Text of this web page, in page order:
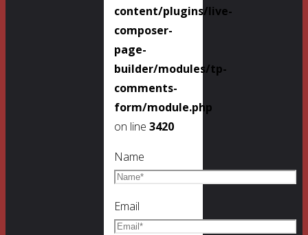
content/plugins/live-
composer-
page-
builder/modules/tp-
comments-
form/module.php
on line 3420
Name
Email